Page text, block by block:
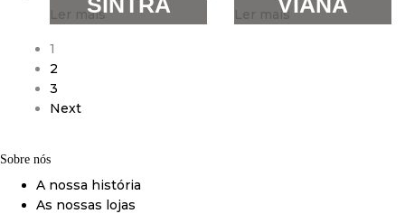
Ler mais Ler mais
1
2
3
Next
Sobre nós
A nossa história
As nossas lojas